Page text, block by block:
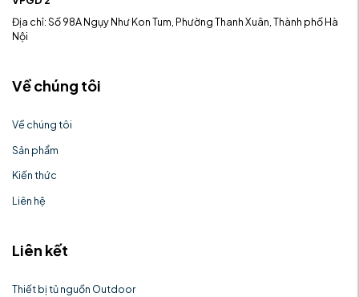
Địa chỉ: Số 98A Ngụy Như Kon Tum, Phường Thanh Xuân, Thành phố Hà
Nội
Về chúng tôi
Về chúng tôi
Sản phẩm
Kiến thức
Liên hệ
Liên kết
Thiết bị tủ nguồn Outdoor